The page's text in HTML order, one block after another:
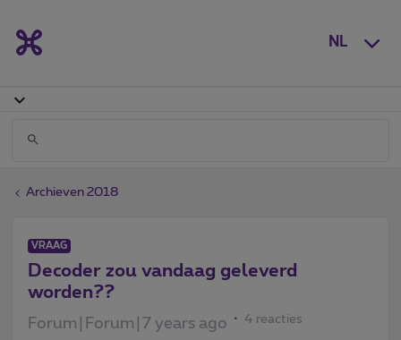
NL
Archieven 2018
VRAAG
Decoder zou vandaag geleverd
worden??
Forum|Forum|7 years ago 4 reacties